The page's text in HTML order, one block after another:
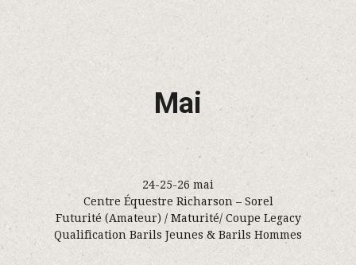
Mai
24-25-26 mai
Centre Équestre Richarson – Sorel
Futurité (Amateur) / Maturité/ Coupe Legacy
Qualification Barils Jeunes & Barils Hommes